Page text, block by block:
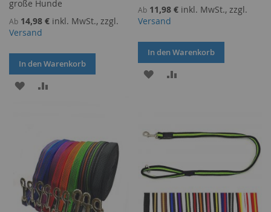
große Hunde
Ab 14,98 € inkl. MwSt., zzgl.
Versand
In den Warenkorb
ZUR
Ab 11,98 € inkl. MwSt., zzgl.
Versand
In den Warenkorb
ZUR